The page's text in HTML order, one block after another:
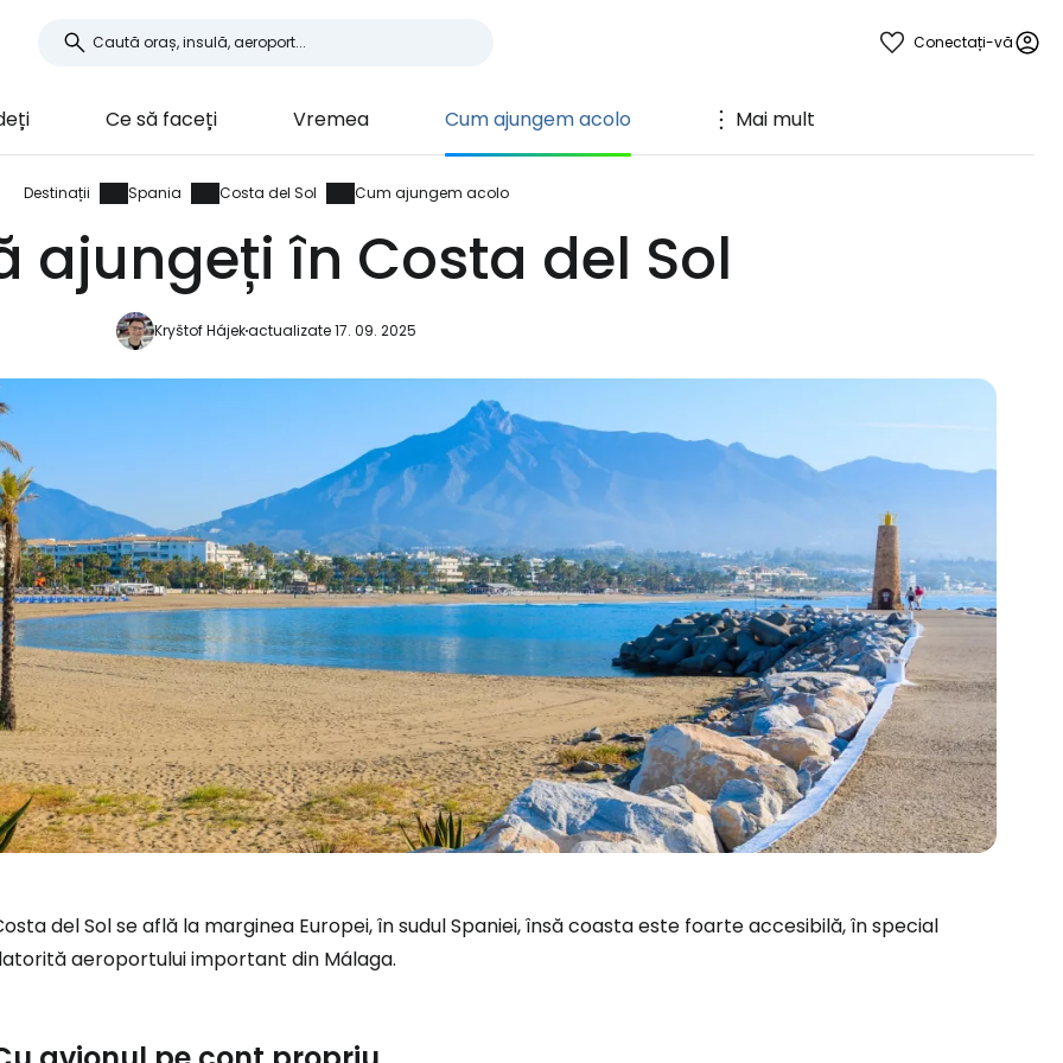
Conectați-vă
Ce să faceți Vremea Cum ajungem acolo Mai mult
Destinații Spania Costa del Sol Cum ajungem acolo
ajungeți în Costa del Sol
Kryštof Hájekactualizate 17. 09. 2025
del Sol se află la marginea Europei, în sudul Spaniei, însă coasta este foarte accesibilă, în special
aeroportului important din Málaga.